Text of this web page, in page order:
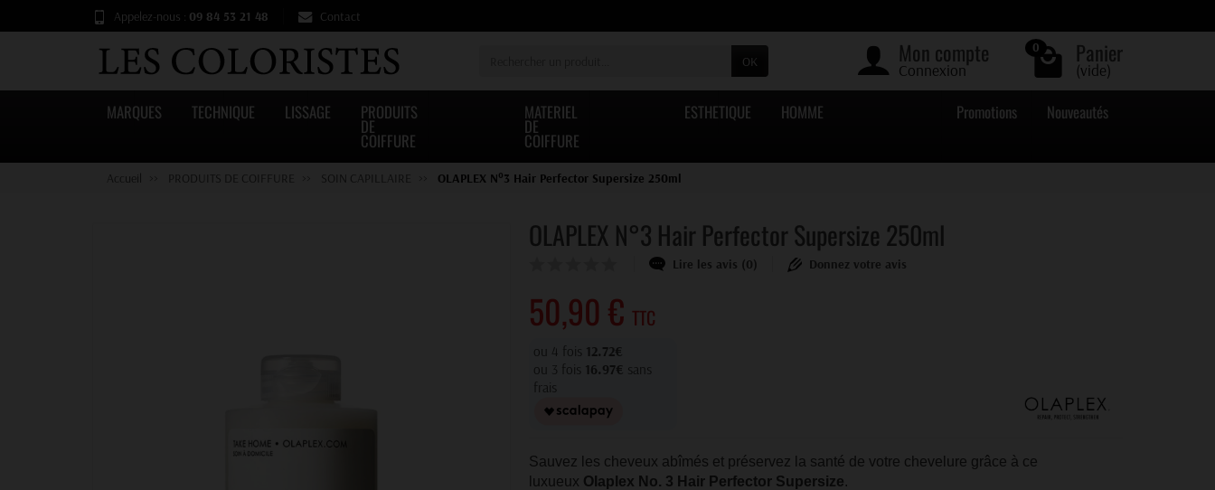
Appelez-nous : 09 84 53 21 48 Contact
OK Mon compte
Connexion
0 Panier
(vide)
MARQUES TECHNIQUE LISSAGE PRODUITS
DE
COIFFURE
MATERIEL
DE
COIFFURE
ESTHETIQUE HOMME Promotions Nouveautés
Accueil PRODUITS DE COIFFURE SOIN CAPILLAIRE OLAPLEX N°3 Hair Perfector Supersize 250ml
OLAPLEX N°3 Hair Perfector Supersize 250ml
Lire les avis (0) Donnez votre avis
50,90 €TTC
ou 4 fois 12.72€
ou 3 fois 16.97€ sans
frais
Sauvez les cheveux abîmés et préservez la santé de votre chevelure grâce à ce
luxueux Olaplex No. 3 Hair Perfector Supersize.